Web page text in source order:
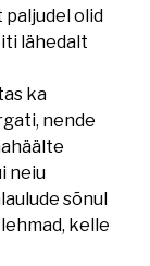
paljudel olid
lähedalt
ka
nende
neiu
sõnul
kelle